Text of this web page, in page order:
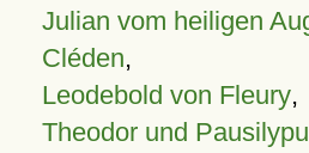
Julian vom heiligen
Cléden,
Leodebold von Fleury,
Theodor und